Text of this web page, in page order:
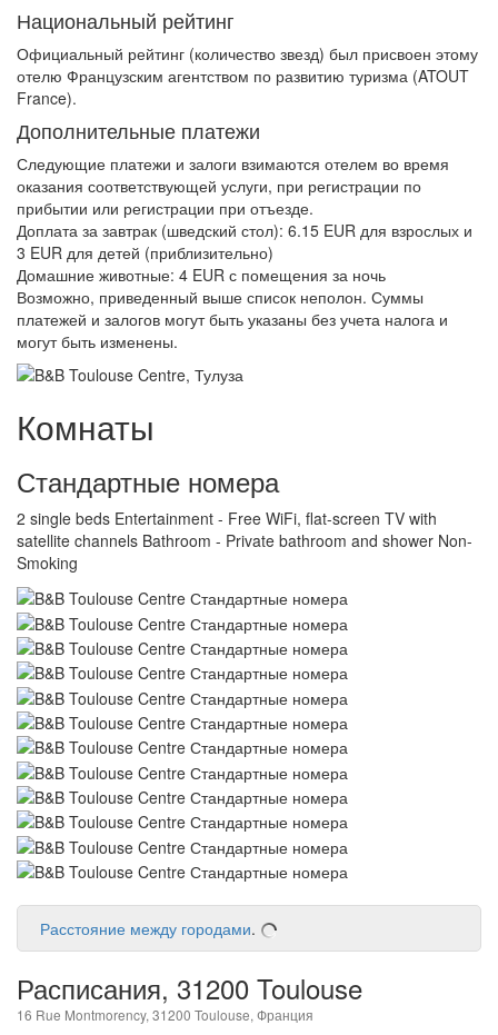
Национальный рейтинг
Официальный рейтинг (количество звезд) был присвоен этому
отелю Французским агентством по развитию туризма (ATOUT
France).
Дополнительные платежи
Следующие платежи и залоги взимаются отелем во время
оказания соответствующей услуги, при регистрации по
прибытии или регистрации при отъезде.
Доплата за завтрак (шведский стол): 6.15 EUR для взрослых и
3 EUR для детей (приблизительно)
Домашние животные: 4 EUR с помещения за ночь
Возможно, приведенный выше список неполон. Суммы
платежей и залогов могут быть указаны без учета налога и
могут быть изменены.
Комнаты
Стандартные номера
2 single beds Entertainment - Free WiFi, flat-screen TV with
satellite channels Bathroom - Private bathroom and shower Non-
Smoking
Расстояние между городами.
Расписания, 31200 Toulouse
16 Rue Montmorency, 31200 Toulouse, Франция